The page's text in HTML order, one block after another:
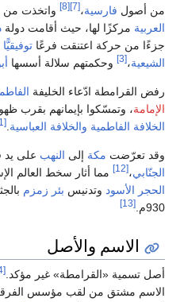
من أصول فارسية، [8] واتخذت من
العربيةمركزًا لها، حيث أقامت دولة
جزءًا من حركة اعتنقت فرعًا توفيقيًّا
الشيعية، وحكمتهم سلالة أسسها
رفض القرامطة ادّعاء الخليفة
الإمامة، وتمسّكوا بإيمانهم بقرب
الخلافة الفاطمية
والخلافة العباسية.
وقد تعرّضت مكةإلى النهبعلى يد
الجنّابي ،
مما أثار سخط العالم
الحجر الأسودوتدنيس بئر زمزم
930م.
الاسم والأصل
أصل تسمية «القرامطة» غير مؤكد.
الاسم مشتق من لقب مؤسس